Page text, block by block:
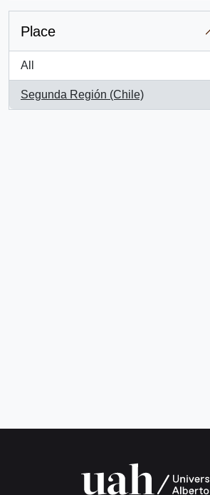
Place
All
Segunda Región (Chile)
, 1 results